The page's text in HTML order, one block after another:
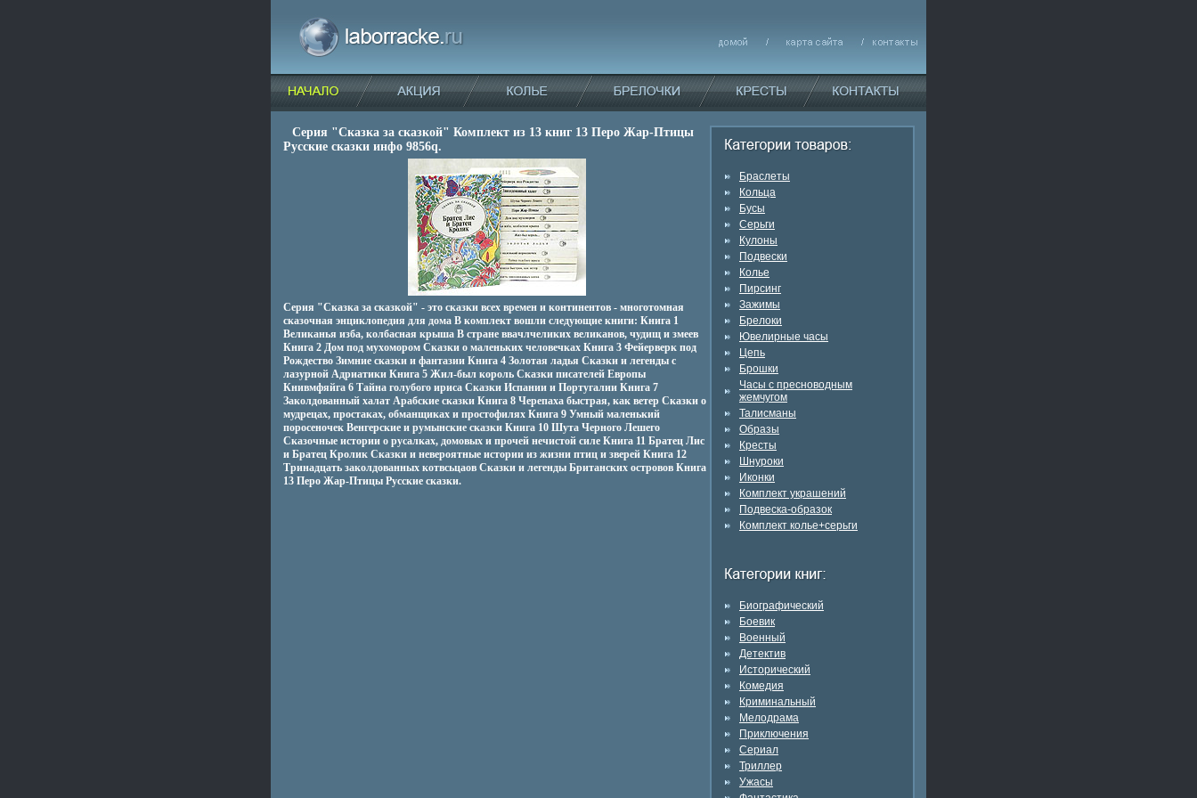
Серия "Сказка за сказкой" Комплект из 13 книг 13 Перо Жар-Птицы
Русские сказки инфо 9856q.
Серия "Сказка за сказкой" - это сказки всех времен и континентов - многотомная
сказочная энциклопедия для дома В комплект вошли следующие книги: Книга 1
Великанья изба, колбасная крыша В стране ввачлчеликих великанов, чудищ и змеев
Книга 2 Дом под мухомором Сказки о маленьких человечках Книга 3 Фейерверк под
Рождество Зимние сказки и фантазии Книга 4 Золотая ладья Сказки и легенды с
лазурной Адриатики Книга 5 Жил-был король Сказки писателей Европы
Книвмфяйга 6 Тайна голубого ириса Сказки Испании и Португалии Книга 7
Заколдованный халат Арабские сказки Книга 8 Черепаха быстрая, как ветер Сказки о
мудрецах, простаках, обманщиках и простофилях Книга 9 Умный маленький
поросеночек Венгерские и румынские сказки Книга 10 Шута Черного Лешего
Сказочные истории о русалках, домовых и прочей нечистой силе Книга 11 Братец Лис
и Братец Кролик Сказки и невероятные истории из жизни птиц и зверей Книга 12
Тринадцать заколдованных котвсьцаов Сказки и легенды Британских островов Книга
13 Перо Жар-Птицы Русские сказки.
Браслеты
Кольца
Бусы
Серьги
Кулоны
Подвески
Колье
Пирсинг
Зажимы
Брелоки
Ювелирные часы
Цепь
Брошки
Часы с пресноводным
жемчугом
Талисманы
Образы
Кресты
Шнуроки
Иконки
Комплект украшений
Подвеска-образок
Комплект колье+серьги
Биографический
Боевик
Военный
Детектив
Исторический
Комедия
Криминальный
Мелодрама
Приключения
Сериал
Триллер
Ужасы